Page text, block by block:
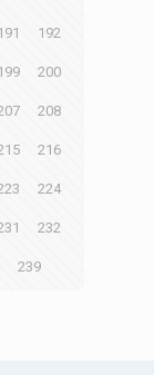
192
200
208
216
224
232
239